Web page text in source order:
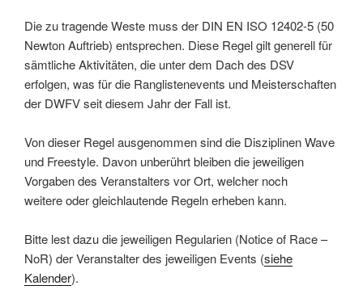
Die zu tragende Weste muss der DIN EN ISO 12402-5 (50
Newton Auftrieb) entsprechen. Diese Regel gilt generell für
sämtliche Aktivitäten, die unter dem Dach des DSV
erfolgen, was für die Ranglistenevents und Meisterschaften
der DWFV seit diesem Jahr der Fall ist.
Von dieser Regel ausgenommen sind die Disziplinen Wave
und Freestyle. Davon unberührt bleiben die jeweiligen
Vorgaben des Veranstalters vor Ort, welcher noch
weitere oder gleichlautende Regeln erheben kann.
Bitte lest dazu die jeweiligen Regularien (Notice of Race –
NoR) der Veranstalter des jeweiligen Events (siehe
Kalender).